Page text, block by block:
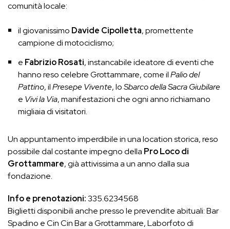
comunità locale:
il giovanissimo Davide Cipolletta, promettente
campione di motociclismo;
e Fabrizio Rosati, instancabile ideatore di eventi che
hanno reso celebre Grottammare, come ilPalio del
Pattino, ilPresepe Vivente, loSbarco della Sacra Giubilare
e Vivi la Via, manifestazioni che ogni anno richiamano
migliaia di visitatori.
Un appuntamento imperdibile in una location storica, reso
possibile dal costante impegno della Pro Loco di
Grottammare, già attivissima a un anno dalla sua
fondazione.
Info e prenotazioni:335.6234568
Biglietti disponibili anche presso le prevendite abituali: Bar
Spadino e Cin Cin Bar a Grottammare, Laborfoto di